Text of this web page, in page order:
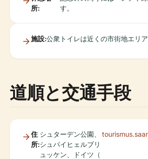
所:
す。
施設:公衆トイレは近くの市街地エリア
道順と交通手段
住
所:
シュターデン公園、
シュパイヒェルブリ
ュッケン、ドイツ（